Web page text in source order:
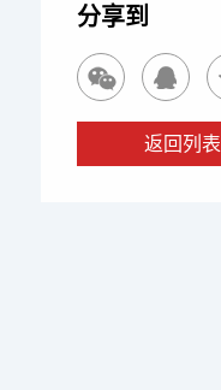
分享到
返回列表